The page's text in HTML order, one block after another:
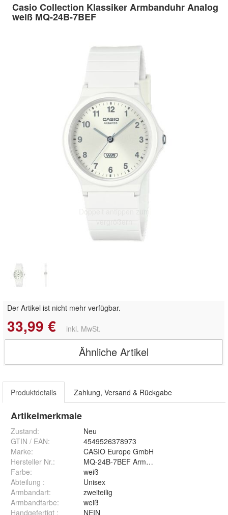
Casio Collection Klassiker Armbanduhr Analog
weiß MQ-24B-7BEF
Doppelt antippen zum
vergrößern
Der Artikel ist nicht mehr verfügbar.
33,99 € inkl. MwSt.
Ähnliche Artikel
Produktdetails Zahlung, Versand & Rückgabe
Artikelmerkmale
Zustand:
Neu
GTIN / EAN:
4549526378973
Marke:
CASIO Europe GmbH
Hersteller Nr.:
MQ-24B-7BEF Armbanduhr
Farbe:
weiß
Abteilung :
Unisex
Armbandart:
zweiteilig
Armbandfarbe:
weiß
Handgefertigt :
NEIN